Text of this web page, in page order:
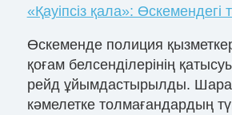
«Қауіпсіз қала»: Өскемендегі
Өскеменде полиция
қоғам белсенділерінің
рейд ұйымдастырылды.
кәмелетке толмағандардың